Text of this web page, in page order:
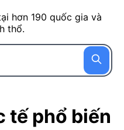
hơn 190 quốc gia và
thổ.
tế phổ biến